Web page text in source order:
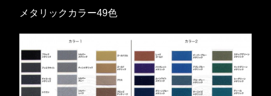
メタリックカラー49色